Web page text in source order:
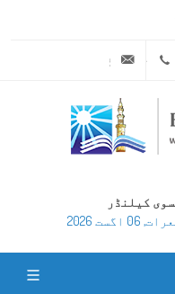
Youtube
کیلنڈر
06 اگست 2026